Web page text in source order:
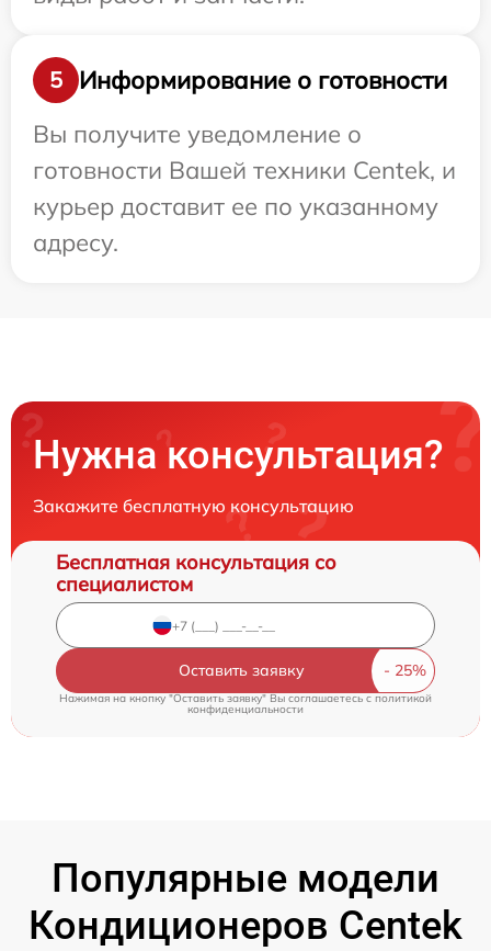
5
Информирование о готовности
Вы получите уведомление о
готовности Вашей техники Centek, и
курьер доставит ее по указанному
адресу.
Нужна консультация?
Закажите бесплатную консультацию
Бесплатная консультация со
специалистом
Оставить заявку
Нажимая на кнопку "Оставить заявку" Вы соглашаетесь c политикой
конфиденциальности
Популярные модели
Кондиционеров Centek